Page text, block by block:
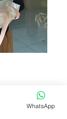
WhatsApp